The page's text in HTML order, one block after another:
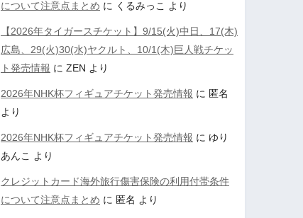
について注意点まとめ に くるみっこ より
【2026年タイガースチケット】9/15(火)中日、17(木)
広島、29(火)30(水)ヤクルト、10/1(木)巨人戦チケッ
ト発売情報 に ZEN より
2026年NHK杯フィギュアチケット発売情報 に 匿名
より
2026年NHK杯フィギュアチケット発売情報 に ゆり
あんこ より
クレジットカード海外旅行傷害保険の利用付帯条件
について注意点まとめ に 匿名 より